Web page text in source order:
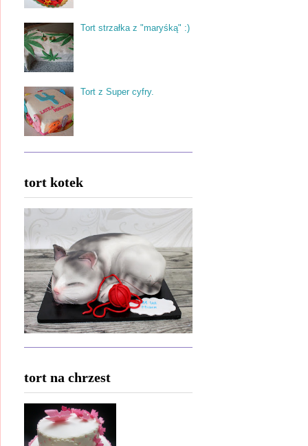
Tort strzałka z "maryśką" :)
Tort z Super cyfry.
tort kotek
tort na chrzest